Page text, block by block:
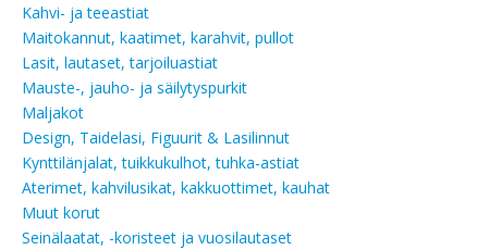
Kahvi- ja teeastiat
Maitokannut, kaatimet, karahvit, pullot
Lasit, lautaset, tarjoiluastiat
Mauste-, jauho- ja säilytyspurkit
Maljakot
Design, Taidelasi, Figuurit & Lasilinnut
Kynttilänjalat, tuikkukulhot, tuhka-astiat
Aterimet, kahvilusikat, kakkuottimet, kauhat
Muut korut
Seinälaatat, -koristeet ja vuosilautaset